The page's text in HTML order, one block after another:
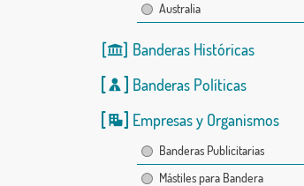
Australia
Banderas Históricas
Banderas Políticas
Empresas y Organismos
Banderas Publicitarias
Mástiles para Bandera